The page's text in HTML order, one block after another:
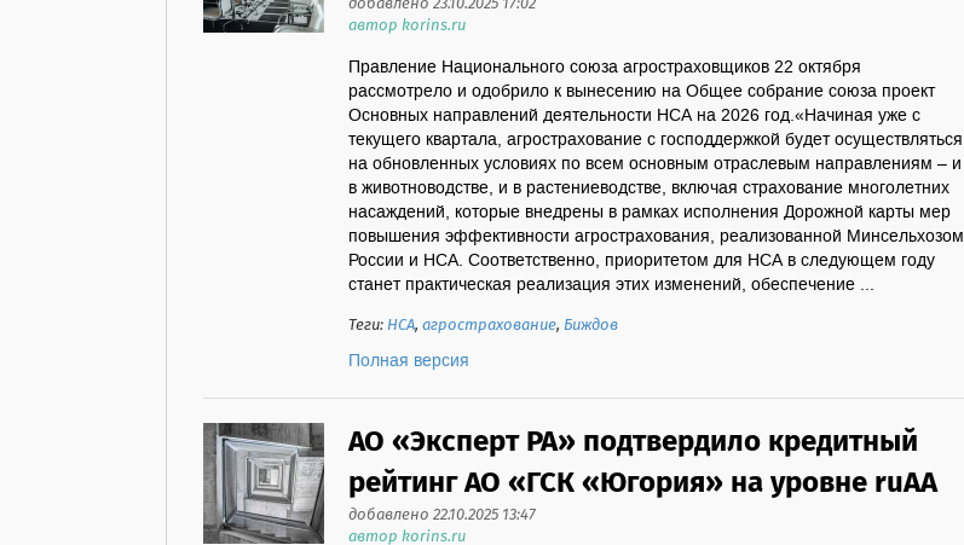
автор korins.ru
Правление Национального союза агростраховщиков 22 октября
рассмотрело и одобрило к вынесению на Общее собрание союза проект
Основных направлений деятельности НСА на 2026 год.«Начиная уже с
текущего квартала, агрострахование с господдержкой будет осуществляться
на обновленных условиях по всем основным отраслевым направлениям – и
в животноводстве, и в растениеводстве, включая страхование многолетних
насаждений, которые внедрены в рамках исполнения Дорожной карты мер
повышения эффективности агрострахования, реализованной Минсельхозом
России и НСА. Соответственно, приоритетом для НСА в следующем году
станет практическая реализация этих изменений, обеспечение ...
Теги:НСА,агрострахование, Биждов
Полная версия
АО «Эксперт РА» подтвердило кредитный
рейтинг АО «ГСК «Югория» на уровне ruAA
добавлено 22.10.2025 13:47
автор korins.ru